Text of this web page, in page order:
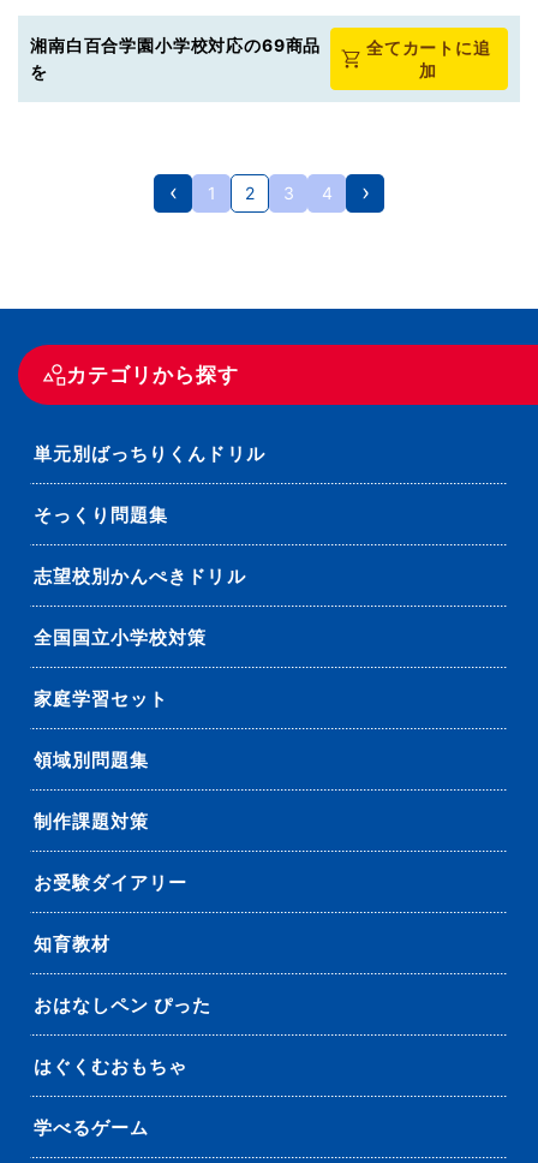
カテゴリから探す
単元別ばっちりくんドリル
そっくり問題集
志望校別かんぺきドリル
全国国立小学校対策
家庭学習セット
領域別問題集
制作課題対策
お受験ダイアリー
知育教材
おはなしペン ぴった
はぐくむおもちゃ
学べるゲーム
湘南白百合学園小学校対応の69商品
を
全てカートに追
加
1 2 3 4